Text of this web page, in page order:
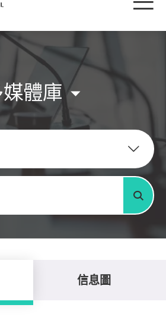
體庫
搜尋
信息圖